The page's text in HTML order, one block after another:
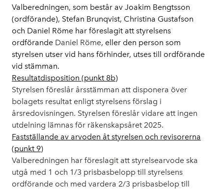
Valberedningen, som består av Joakim Bengtsson
(ordförande), Stefan Brunqvist, Christina Gustafson
och Daniel Röme har föreslagit att styrelsens
ordförande Daniel Röme, eller den person som
styrelsen utser vid hans förhinder, utses till ordförande
vid stämman.
Resultatdisposition (punkt 8b)
Styrelsen föreslår årsstämman att disponera över
bolagets resultat enligt styrelsens förslag i
årsredovisningen. Styrelsen föreslår vidare att ingen
utdelning lämnas för räkenskapsåret 2025.
Fastställande av arvoden åt styrelsen och revisorerna
(punkt 9)
Valberedningen har föreslagit att styrelsearvode ska
utgå med 1 och 1/3 prisbasbelopp till styrelsens
ordförande och med vardera 2/3 prisbasbelop till